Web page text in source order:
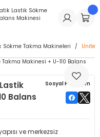
Sökme Takma Makineleri Unite
Balans
Sosyal Paylaşım
ve merkezsiz